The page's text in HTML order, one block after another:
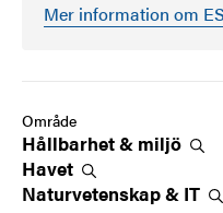
Mer information om
Område
Hållbarhet & miljö
Havet
Naturvetenskap & IT